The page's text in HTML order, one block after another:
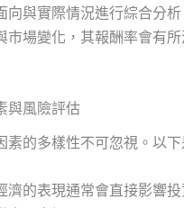
向與實際情況進行綜合分
場變化，其報酬率會有所
與風險評估
的多樣性不可忽視。以下
濟的表現通常會直接影響